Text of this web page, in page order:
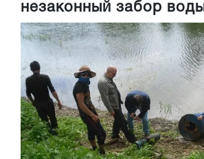
незаконный забор воды